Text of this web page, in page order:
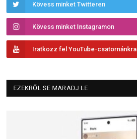
Kövess minket Twitteren
Kövess minket Instagramon
Iratkozz fel YouTube-csatornánkra
EZEKRŐL SE MARADJ LE